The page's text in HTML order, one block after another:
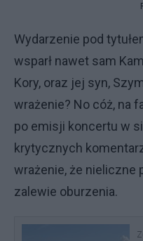
Wydarzenie pod
wsparł nawet sam
Kory, oraz jej syn,
wrażenie? No cóż, na
po emisji koncertu w
krytycznych
wrażenie, że nieliczne
zalewie oburzenia.